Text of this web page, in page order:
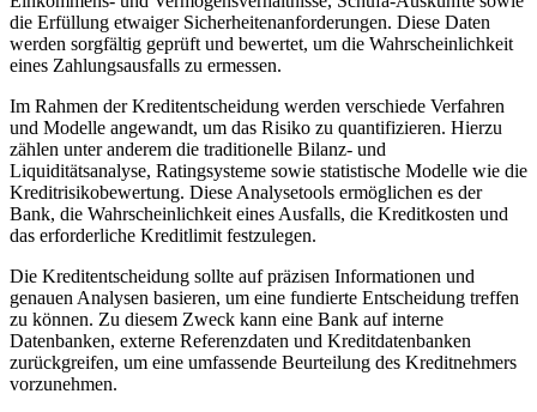
die Erfüllung etwaiger Sicherheitenanforderungen. Diese Daten
werden sorgfältig geprüft und bewertet, um die Wahrscheinlichkeit
eines Zahlungsausfalls zu ermessen.
Im Rahmen der Kreditentscheidung werden verschiede Verfahren
und Modelle angewandt, um das Risiko zu quantifizieren. Hierzu
zählen unter anderem die traditionelle Bilanz- und
Liquiditätsanalyse, Ratingsysteme sowie statistische Modelle wie die
Kreditrisikobewertung. Diese Analysetools ermöglichen es der
Bank, die Wahrscheinlichkeit eines Ausfalls, die Kreditkosten und
das erforderliche Kreditlimit festzulegen.
Die Kreditentscheidung sollte auf präzisen Informationen und
genauen Analysen basieren, um eine fundierte Entscheidung treffen
zu können. Zu diesem Zweck kann eine Bank auf interne
Datenbanken, externe Referenzdaten und Kreditdatenbanken
zurückgreifen, um eine umfassende Beurteilung des Kreditnehmers
vorzunehmen.